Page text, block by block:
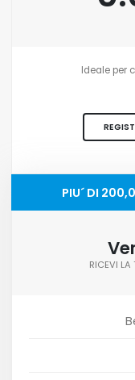
Ideale per
PIU´ DI
RICEVI LA